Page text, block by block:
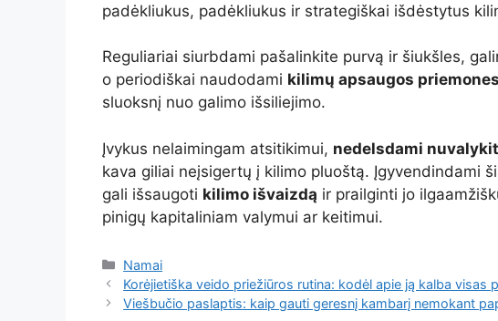
padėkliukus, padėkliukus ir strategiškai išdėstytus
Reguliariai siurbdami pašalinkite purvą ir šiukšles,
o periodiškai naudodami kilimų apsaugos priemones
sluoksnį nuo galimo išsiliejimo.
Įvykus nelaimingam atsitikimui, nedelsdami
kava giliai neįsigertų į kilimo pluoštą. Įgyvendindami
gali išsaugoti kilimo išvaizdą ir prailginti jo
pinigų kapitaliniam valymui ar keitimui.
Kategorijos
Namai
Korėjietiška veido priežiūros rutina: kodėl apie ją kalba visas
Viešbučio paslaptis: kaip gauti geresnį kambarį nemokant